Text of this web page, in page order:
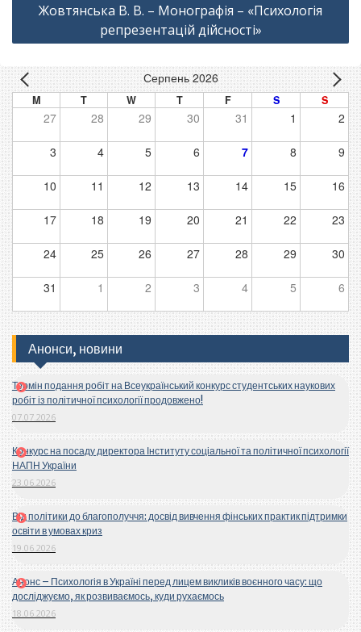
Жовтянська В. В. – Монографія – «Психологія
репрезентацій дійсності»
Серпень 2026
M T W T F S S
27 28 29 30 31 1 2
3 4 5 6 7 8 9
10 11 12 13 14 15 16
17 18 19 20 21 22 23
24 25 26 27 28 29 30
31 1 2 3 4 5 6
Анонси, новини
Термін подання робіт на Всеукраїнський конкурс студентських наукових
робіт із політичної психології продовжено!
07.07.2026
Конкурс на посаду директора Інституту соціальної та політичної психології
НАПН України
23.06.2026
Від політики до благополуччя: досвід вивчення фінських практик підтримки
освіти в умовах криз
19.06.2026
Анонс – Психологія в Україні перед лицем викликів воєнного часу: що
досліджуємо, як розвиваємось, куди рухаємось
18.06.2026